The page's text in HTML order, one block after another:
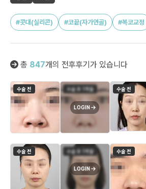
#콧대(실리콘) #코끝(자가연골) #복코교정
총 847개의 전후후기가 있습니다
수술 전 수술 후 1개월
LOGIN
수술 전
수술 전 수술 후 1개월
LOGIN
수술 전